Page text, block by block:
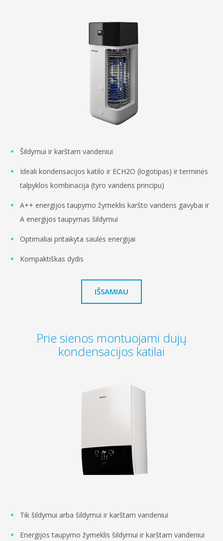
Šildymui ir karštam vandeniui
Ideali kondensacijos katilo ir ECH2O (logotipas) ir terminės
talpyklos kombinacija (tyro vandens principu)
A++ energijos taupymo žymeklis karšto vandens gavybai ir
A energijos taupymas šildymui
Optimaliai pritaikyta saulės energijai
Kompaktiškas dydis
IŠSAMIAU
Prie sienos montuojami dujų
kondensacijos katilai
Tik šildymui arba šildymui ir karštam vandeniui
Energijos taupymo žymeklis šildymui ir karštam vandeniui